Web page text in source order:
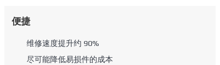
便捷
维修速度提升约 90%
尽可能降低易损件的成本